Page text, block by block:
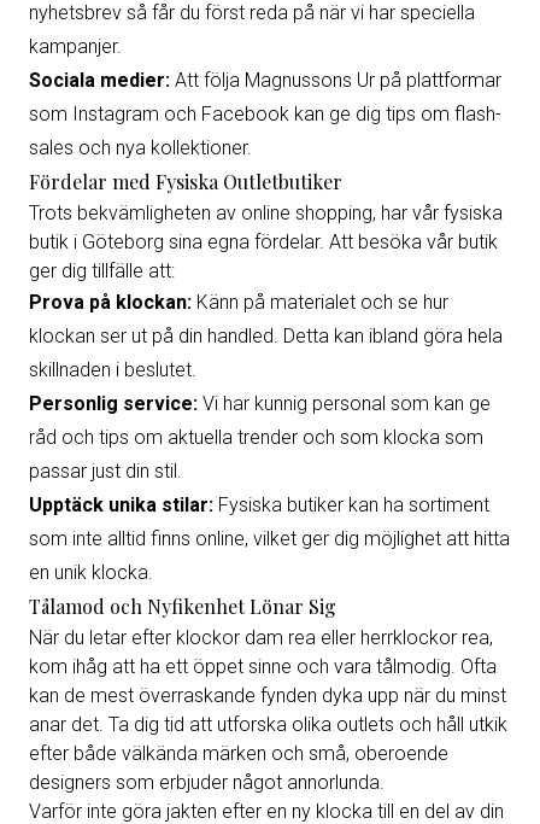
nyhetsbrev så får du först reda på när vi har speciella
kampanjer.
Sociala medier: Att följa Magnussons Ur på plattformar
som Instagram och Facebook kan ge dig tips om flash-
sales och nya kollektioner.
Fördelar med Fysiska Outletbutiker
Trots bekvämligheten av online shopping, har vår fysiska
butik i Göteborg sina egna fördelar. Att besöka vår butik
ger dig tillfälle att:
Prova på klockan: Känn på materialet och se hur
klockan ser ut på din handled. Detta kan ibland göra hela
skillnaden i beslutet.
Personlig service: Vi har kunnig personal som kan ge
råd och tips om aktuella trender och som klocka som
passar just din stil.
Upptäck unika stilar: Fysiska butiker kan ha sortiment
som inte alltid finns online, vilket ger dig möjlighet att hitta
en unik klocka.
Tålamod och Nyfikenhet Lönar Sig
När du letar efter klockor dam rea eller herrklockor rea,
kom ihåg att ha ett öppet sinne och vara tålmodig. Ofta
kan de mest överraskande fynden dyka upp när du minst
anar det. Ta dig tid att utforska olika outlets och håll utkik
efter både välkända märken och små, oberoende
designers som erbjuder något annorlunda.
Varför inte göra jakten efter en ny klocka till en del av din